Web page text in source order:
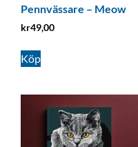
Pennvässare – Meow
kr49,00
Köp